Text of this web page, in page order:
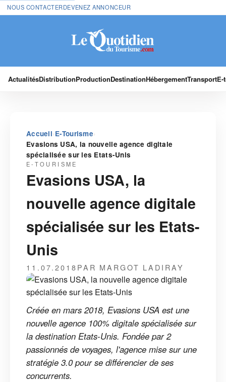
NOUS CONTACTERDEVENEZ ANNONCEUR
ActualitésDistributionProductionDestinationHébergementTransport
Accueil›E-Tourisme›
Evasions USA, la nouvelle agence digitale
spécialisée sur les Etats-Unis
E-TOURISME
Evasions USA, la
nouvelle agence digitale
spécialisée sur les Etats-
Unis
11.07.2018PAR MARGOT LADIRAY
Créée en mars 2018, Evasions USA est une
nouvelle agence 100% digitale spécialisée sur
la destination Etats-Unis. Fondée par 2
passionnés de voyages, l'agence mise sur une
stratégie 3.0 pour se différencier de ses
concurrents.